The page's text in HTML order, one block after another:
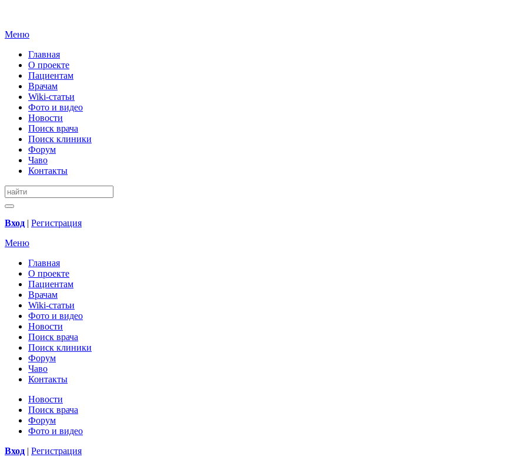
Меню
Главная
О проекте
Пациентам
Врачам
Wiki-статьи
Фото и видео
Новости
Поиск врача
Поиск клиники
Форум
Чаво
Контакты
Вход | Регистрация
Меню
Главная
О проекте
Пациентам
Врачам
Wiki-статьи
Фото и видео
Новости
Поиск врача
Поиск клиники
Форум
Чаво
Контакты
Новости
Поиск врача
Форум
Фото и видео
Вход | Регистрация